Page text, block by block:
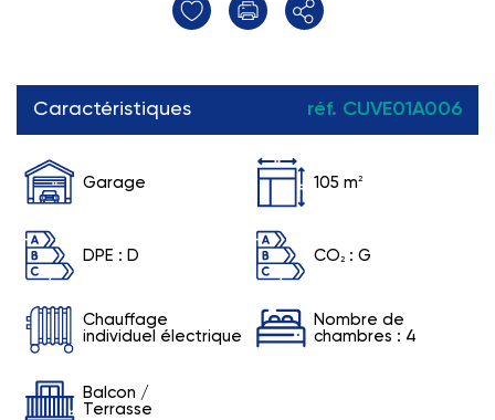
Caractéristiques réf. CUVE01A006
Garage 105 m 2
DPE : D CO 2 : G
Chauffage
individuel électrique
Nombre de
chambres : 4
Balcon /
Terrasse